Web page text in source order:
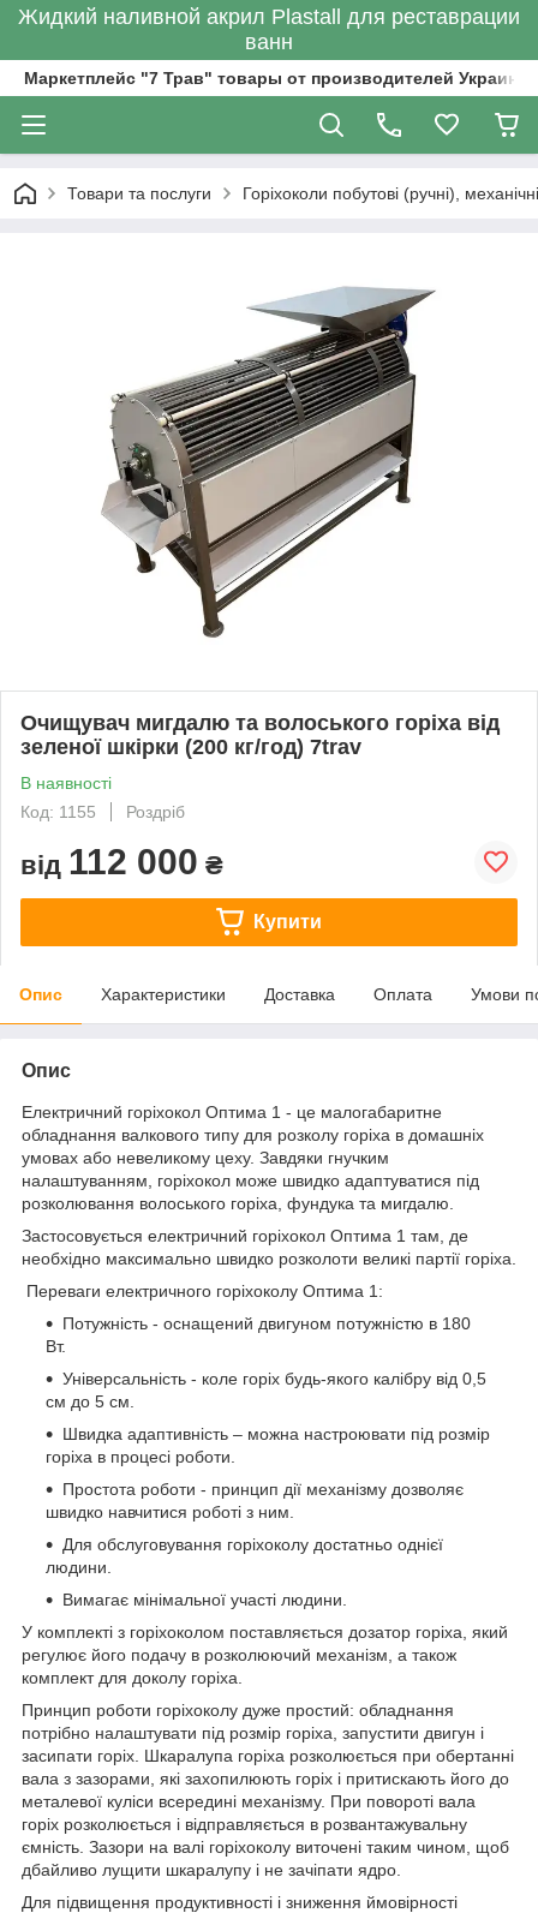
Жидкий наливной акрил Plastall для реставрации
ванн
Маркетплейс "7 Трав" товары от производителей
Товари та послуги Горіхоколи побутові (ручні),
Очищувач мигдалю та волоського горіха від
зеленої шкірки (200 кг/год) 7trav
В наявності
Код: 1155
Роздріб
від 112 000 ₴
Купити
Опис Характеристики Доставка Оплата Умови
Опис
Електричний горіхокол Оптима 1 - це малогабаритне
обладнання валкового типу для розколу горіха в домашніх
умовах або невеликому цеху. Завдяки гнучким
налаштуванням, горіхокол може швидко адаптуватися під
розколювання волоського горіха, фундука та мигдалю.
Застосовується електричний горіхокол Оптима 1 там, де
необхідно максимально швидко розколоти великі партії горіха.
Переваги електричного горіхоколу Оптима 1:
Потужність - оснащений двигуном потужністю в 180
Вт.
Універсальність - коле горіх будь-якого калібру від 0,5
см до 5 см.
Швидка адаптивність – можна настроювати під розмір
горіха в процесі роботи.
Простота роботи - принцип дії механізму дозволяє
швидко навчитися роботі з ним.
Для обслуговування горіхоколу достатньо однієї
людини.
Вимагає мінімальної участі людини.
У комплекті з горіхоколом поставляється дозатор горіха, який
регулює його подачу в розколюючий механізм, а також
комплект для доколу горіха.
Принцип роботи горіхоколу дуже простий: обладнання
потрібно налаштувати під розмір горіха, запустити двигун і
засипати горіх. Шкаралупа горіха розколюється при обертанні
вала з зазорами, які захопилюють горіх і притискають його до
металевої куліси всередині механізму. При повороті вала
горіх розколюється і відправляється в розвантажувальну
ємність. Зазори на валі горіхоколу виточені таким чином, щоб
дбайливо лущити шкаралупу і не зачіпати ядро.
Для підвищення продуктивності і зниження ймовірності